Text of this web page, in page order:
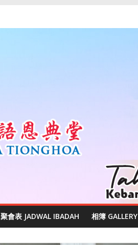
聚會表 JADWAL IBADAH 相簿 GALLERY